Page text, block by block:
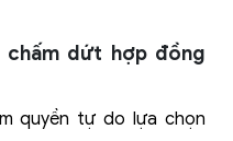
chấm dứt hợp đồng
quyền tự do lựa chọn